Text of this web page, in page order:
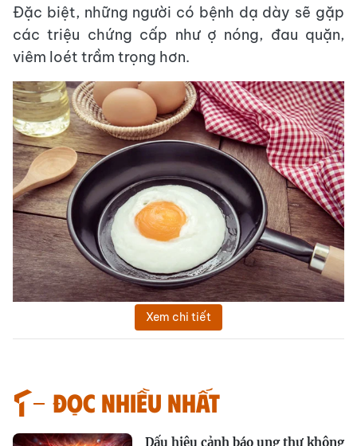
Đặc biệt, những người có bệnh dạ dày sẽ gặp
các triệu chứng cấp như ợ nóng, đau quặn,
viêm loét trầm trọng hơn.
Xem chi tiết
Đọc nhiều nhất
Dấu hiệu cảnh báo ung thư không